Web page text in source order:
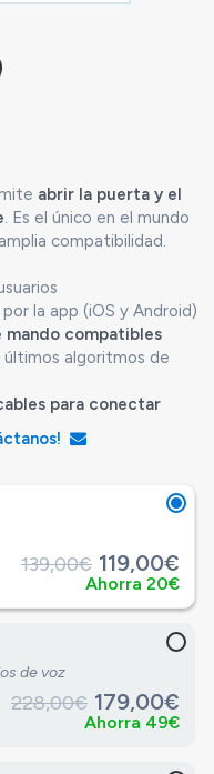
abrir la puerta y el
. Es el único en el mundo
compatibilidad.
la app (iOS y Android)
mando compatibles
últimos algoritmos de
para conectar
139,00€ 119,00€
Ahorra 20€
de voz
228,00€ 179,00€
Ahorra 49€